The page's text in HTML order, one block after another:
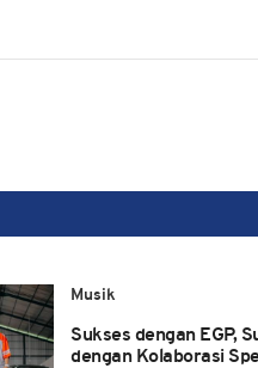
Musik
Sukses dengan EGP,
dengan Kolaborasi